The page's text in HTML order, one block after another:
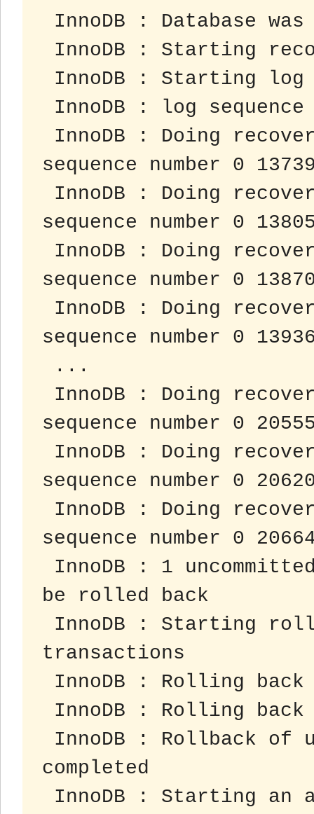
InnoDB : Database
InnoDB : Starting
InnoDB : Starting log
InnoDB : log sequence
sequence number 0
sequence number 0
sequence number 0
sequence number 0
...
sequence number 0
sequence number 0
sequence number 0
be rolled back
transactions
InnoDB : Rolling back
InnoDB : Rolling
completed